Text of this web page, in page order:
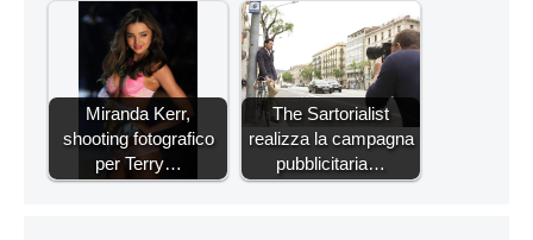
Miranda Kerr,
shooting fotografico
per Terry…
The Sartorialist
realizza la campagna
pubblicitaria…